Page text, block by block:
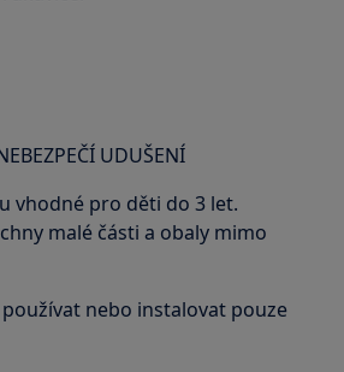
UDUŠENÍ
vhodné pro děti do 3 let.
malé části a obaly mimo
nebo instalovat pouze